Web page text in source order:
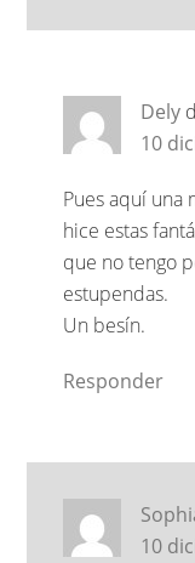
Dely
10
Pues aquí una
hice estas
que no tengo
estupendas.
Un besín.
Responder
10